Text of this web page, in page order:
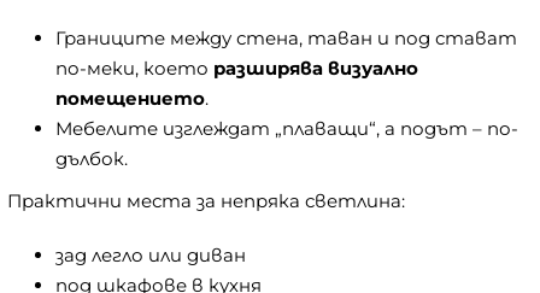
Границите между стена, таван и под стават
по-меки, което разширява визуално
помещението.
Мебелите изглеждат „плаващи“, а подът – по-
дълбок.
Практични места за непряка светлина:
зад легло или диван
под шкафове в кухня